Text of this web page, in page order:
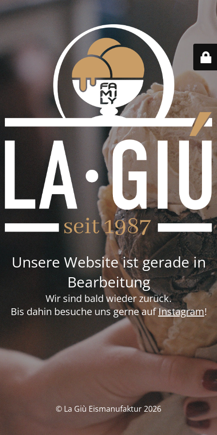
Unsere Website ist gerade in
Bearbeitung
Wir sind bald wieder zurück.
Bis dahin besuche uns gerne aufInstagram!
© La Giù Eismanufaktur 2026